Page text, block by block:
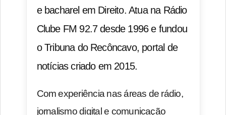
e bacharel em Direito. Atua na Rádio
Clube FM 92.7 desde 1996 e fundou
o Tribuna do Recôncavo, portal de
notícias criado em 2015.
Com experiência nas áreas de rádio,
jornalismo digital e comunicação